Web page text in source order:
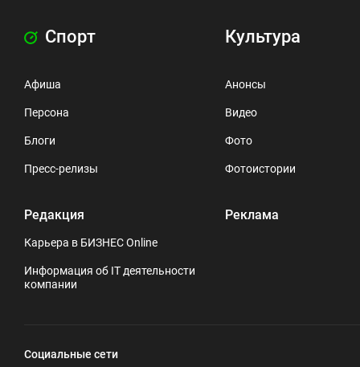
Спорт
Афиша
Персона
Блоги
Пресс-релизы
Редакция
Карьера в БИЗНЕС Online
Информация об IT деятельности
компании
Культура
Анонсы
Видео
Фото
Фотоистории
Реклама
Социальные сети